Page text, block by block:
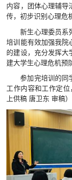
内容，团体心理辅导
传，初步识别心理危
新生心理委员系
培训能有效加强我院
的建设，充分发挥大
建大学生心理危机预
参加完培训的同
工作内容和工作定
上供稿 唐卫东 审稿）